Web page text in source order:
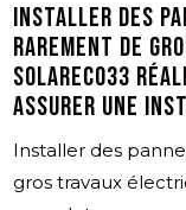
Installer des
rarement de
Solareco33
assurer une
Installer des
gros travaux